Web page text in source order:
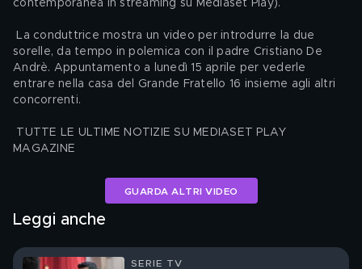
contemporanea in streaming su Mediaset Play).
sorelle, da tempo in polemica con il padre Cristiano De
Andrè. Appuntamento a lunedì 15 aprile per vederle
entrare nella casa del Grande Fratello 16 insieme agli altri
concorrenti.
MAGAZINE
GUARDA ALTRI VIDEO
Leggi anche
SERIE TV